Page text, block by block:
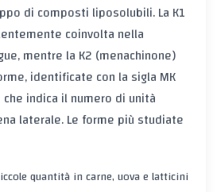
di composti liposolubili. La K1
coinvolta nella
mentre la K2 (menachinone)
identificate con la sigla MK
indica il numero di unità
laterale. Le forme più studiate
quantità in carne, uova e latticini